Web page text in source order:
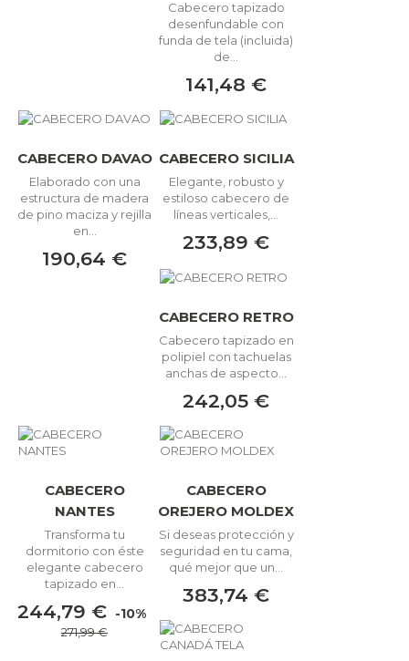
Cabecero tapizado
desenfundable con
funda de tela (incluida)
de...
141,48 €
CABECERO DAVAO
Elaborado con una
estructura de madera
de pino maciza y rejilla
en...
190,64 €
CABECERO SICILIA
Elegante, robusto y
estiloso cabecero de
líneas verticales,...
233,89 €
CABECERO RETRO
Cabecero tapizado en
polipiel con tachuelas
anchas de aspecto...
242,05 €
CABECERO
NANTES
Transforma tu
dormitorio con éste
elegante cabecero
tapizado en...
244,79 € -10%
271,99 €
CABECERO
OREJERO MOLDEX
Si deseas protección y
seguridad en tu cama,
qué mejor que un...
383,74 €